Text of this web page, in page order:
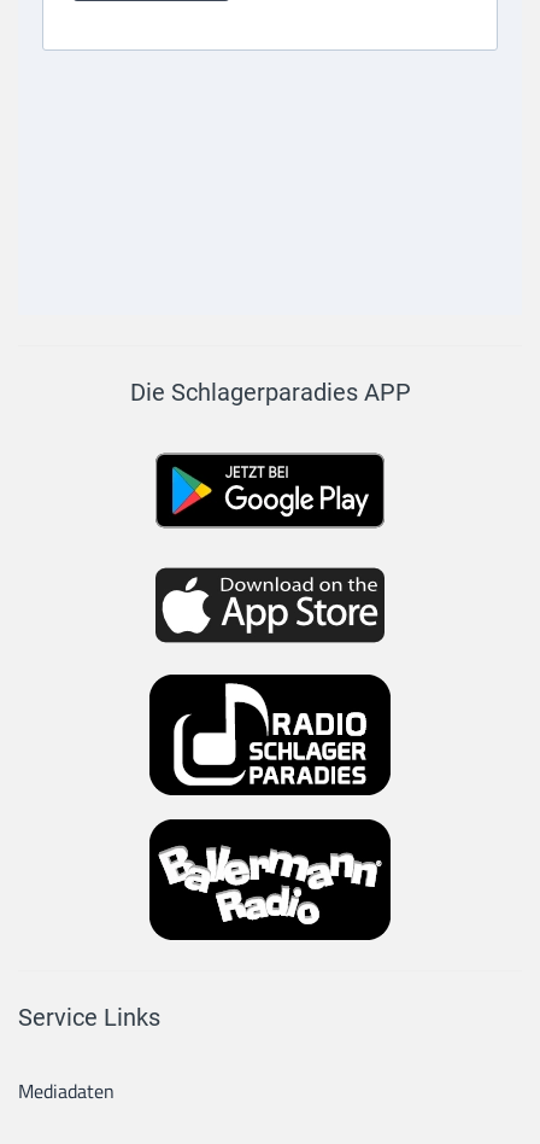
Die Schlagerparadies APP
Service Links
Mediadaten